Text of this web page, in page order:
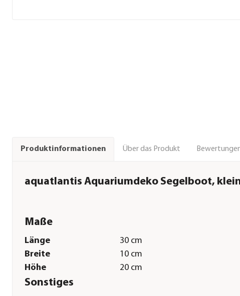
Produktinformationen Über das Produkt
aquatlantis Aquariumdeko Segelboot,
Maße
Länge
30 cm
Breite
10 cm
Höhe
20 cm
Sonstiges